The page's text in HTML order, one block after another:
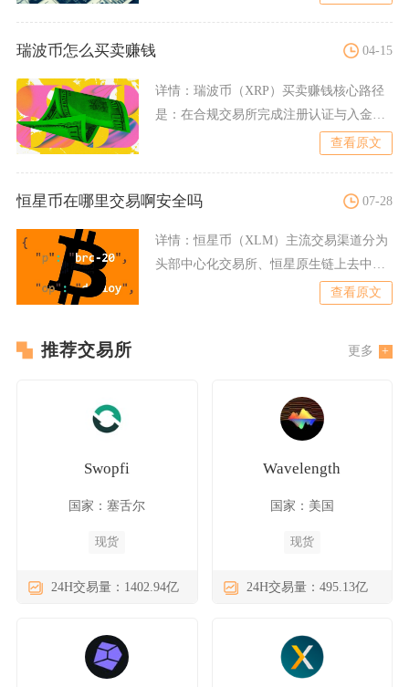
瑞波币怎么买卖赚钱 04-15
详情： 瑞波币（XRP）买卖赚钱核心路径
是：在合规交易所完成注册认证与入金，
查看原文
恒星币在哪里交易啊安全吗 07-28
详情：恒星币（XLM）主流交易渠道分为
头部中心化交易所、恒星原生链上去中心
查看原文
推荐交易所 更多
Swopfi
国家：塞舌尔
现货
24H交易量：1402.94亿
Wavelength
国家：美国
现货
24H交易量：495.13亿